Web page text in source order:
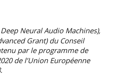
Neural Audio Machines),
Grant) du Conseil
par le programme de
de l’Union Européenne